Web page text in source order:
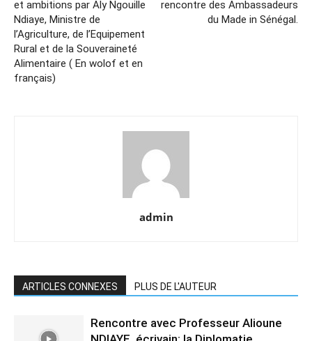
et ambitions par Aly Ngouille
Ndiaye, Ministre de
l’Agriculture, de l’Equipement
Rural et de la Souveraineté
Alimentaire ( En wolof et en
français)
rencontre des Ambassadeurs
du Made in Sénégal.
admin
ARTICLES CONNEXES PLUS DE L'AUTEUR
Rencontre avec Professeur Alioune